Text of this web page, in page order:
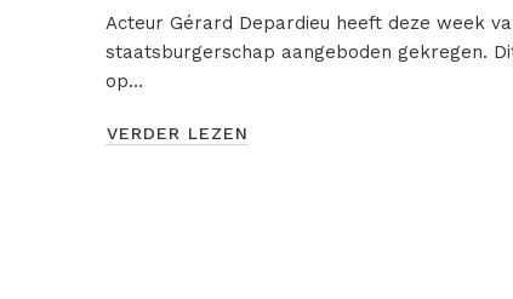
Acteur Gérard Depardieu heeft deze week
staatsburgerschap aangeboden gekregen.
op…
VERDER LEZEN